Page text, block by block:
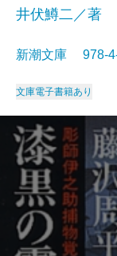
井伏鱒二／著
新潮文庫 978-
文庫電子書籍あり